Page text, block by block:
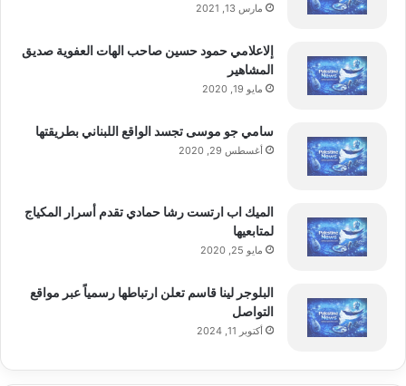
مارس 13, 2021
إلاعلامي حمود حسين صاحب الهات العفوية صديق
المشاهير
مايو 19, 2020
سامي جو موسى تجسد الواقع اللبناني بطريقتها
أغسطس 29, 2020
الميك اب ارتست رشا حمادي تقدم أسرار المكياج
لمتابعيها
مايو 25, 2020
البلوجر لينا قاسم تعلن ارتباطها رسمياً عبر مواقع
التواصل
أكتوبر 11, 2024